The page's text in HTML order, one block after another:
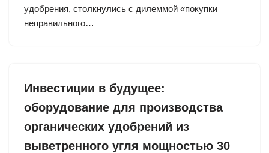
удобрения, столкнулись с дилеммой «покупки
неправильного…
Инвестиции в будущее:
оборудование для производства
органических удобрений из
выветренного угля мощностью 30